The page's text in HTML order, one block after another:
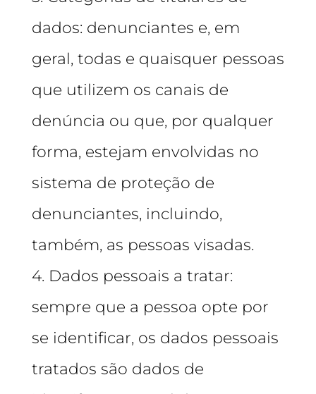
dados: denunciantes e, em
geral, todas e quaisquer pessoas
que utilizem os canais de
denúncia ou que, por qualquer
forma, estejam envolvidas no
sistema de proteção de
denunciantes, incluindo,
também, as pessoas visadas.
4. Dados pessoais a tratar:
sempre que a pessoa opte por
se identificar, os dados pessoais
tratados são dados de